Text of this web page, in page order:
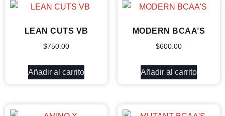
LEAN CUTS VB
$750.00
Añadir al carrito
MODERN BCAA’S
$600.00
Añadir al carrito